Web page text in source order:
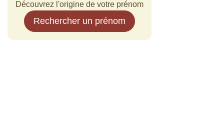
Découvrez l'origine de votre prénom
Rechercher un prénom